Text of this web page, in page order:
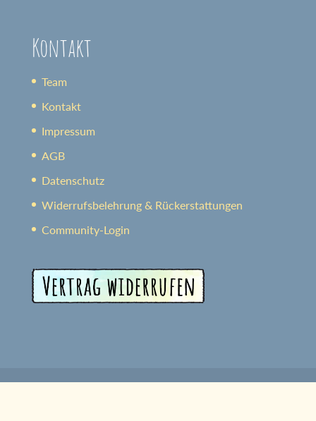
Kontakt
Team
Kontakt
Impressum
AGB
Datenschutz
Widerrufsbelehrung & Rückerstattungen
Community-Login